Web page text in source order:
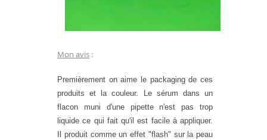
Mon avis :
Premièrement on aime le packaging de ces
produits et la couleur. Le sérum dans un
flacon muni d'une pipette n'est pas trop
liquide ce qui fait qu'il est facile à appliquer.
Il produit comme un effet "flash" sur la peau